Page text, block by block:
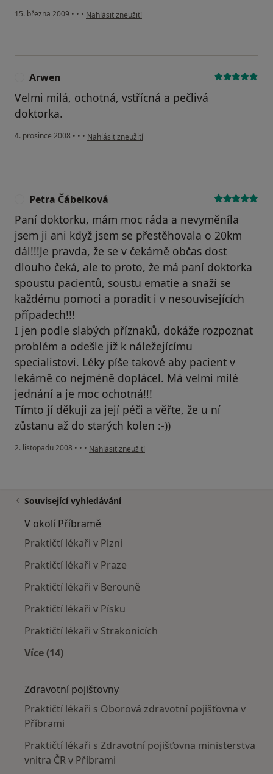
15. března 2009 • • • podle názoru uživatele Schöbelová
Nahlásit zneužití
Arwen
Velmi milá, ochotná, vstřícná a pečlivá
doktorka.
4. prosince 2008 • • • podle názoru uživatele Arwen
Nahlásit zneužití
Petra Čábelková
Paní doktorku, mám moc ráda a nevyměníla
jsem ji ani když jsem se přestěhovala o 20km
dál!!!Je pravda, že se v čekárně občas dost
dlouho čeká, ale to proto, že má paní doktorka
spoustu pacientů, soustu ematie a snaží se
každému pomoci a poradit i v nesouvisejících
případech!!!
I jen podle slabých příznaků, dokáže rozpoznat
problém a odešle již k náležejícímu
specialistovi. Léky píše takové aby pacient v
lekárně co nejméně doplácel. Má velmi milé
jednání a je moc ochotná!!!
Tímto jí děkuji za její péči a věřte, že u ní
zůstanu až do starých kolen :-))
2. listopadu 2008 • • • podle názoru uživatele Petra Čábelková
Nahlásit zneužití
Související vyhledávání
V okolí Příbramě
Praktičtí lékaři v Plzni
Praktičtí lékaři v Praze
Praktičtí lékaři v Berouně
Praktičtí lékaři v Písku
Praktičtí lékaři v Strakonicích
Více (14)
Zdravotní pojišťovny
Praktičtí lékaři s Oborová zdravotní pojišťovna v
Příbrami
Praktičtí lékaři s Zdravotní pojišťovna ministerstva
vnitra ČR v Příbrami